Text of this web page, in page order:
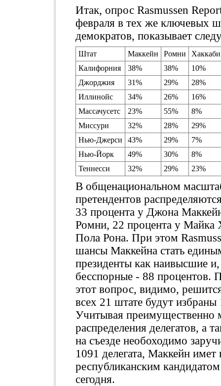
Итак, опрос Rasmussen
февраля в тех же ключевых
демократов, показывает
Штат Маккейн Ромни
Хаккаби
Калифорния
38% 38%
10%
Джорджия
31% 29%
28%
Иллинойс
34% 26%
16%
Массачусетс
23% 55%
8%
Миссури
32% 28%
29%
Нью-Джерси
43% 29%
7%
Нью-Йорк
49% 30%
8%
Теннесси
32% 29% 23%
В общенациональном
претендентов
33 процента у Джона
Ромни, 22 процента у Майка
Пола Рона. При этом
шансы Маккейна стать
президенты как наивысшие
бесспорные - 88 процентов.
этот вопрос, видимо,
всех 21 штате будут избраны
Учитывая преимущественно
распределения делегатов, а
на съезде необоходимо
1091 делегата, Маккейн имет
республиканским
сегодня.